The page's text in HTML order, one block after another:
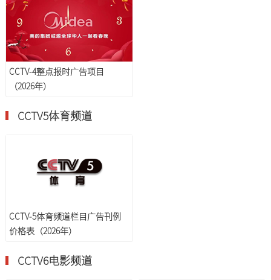
CCTV-4整点报时广告项目
（2026年）
CCTV5体育频道
CCTV-5体育频道栏目广告刊例
价格表（2026年）
CCTV6电影频道